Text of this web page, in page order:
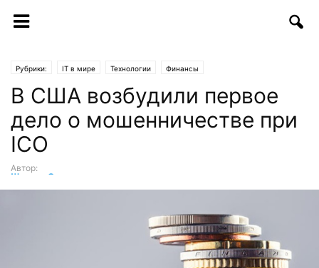
Рубрики: IT в мире Технологии Финансы
В США возбудили первое
дело о мошенничестве при
ICO
Автор:
Шухрат Саттаров